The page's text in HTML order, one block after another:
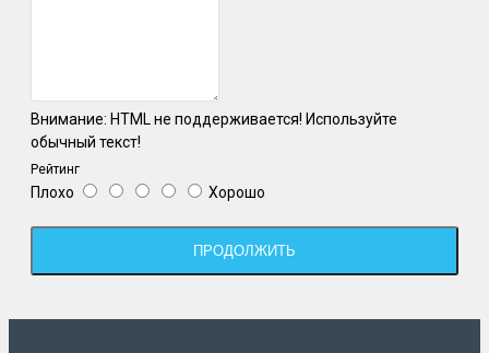
Внимание: HTML не поддерживается! Используйте
обычный текст!
Рейтинг
Плохо Хорошо
ПРОДОЛЖИТЬ